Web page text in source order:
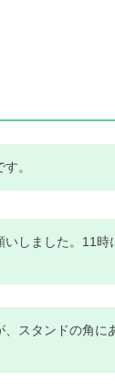
。
いしました。11
スタンドの角に